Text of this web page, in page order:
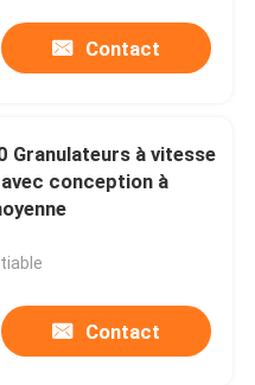
Contact
Granulateurs à vitesse
conception à
Contact